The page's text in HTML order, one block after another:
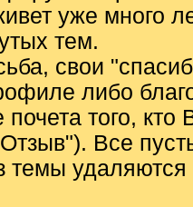
уже много
тем.
свои
либо
того, кто
Все
темы удаляются